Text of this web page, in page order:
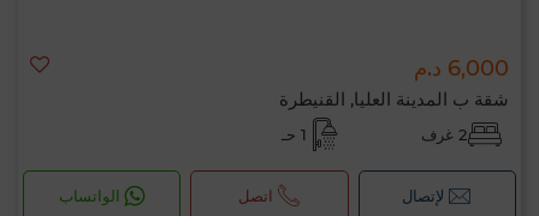
6,000 د.م
شقة ب المدينة العليا, القنيطرة
2 غرف 1 حـ
لإتصال اتصل الواتساب